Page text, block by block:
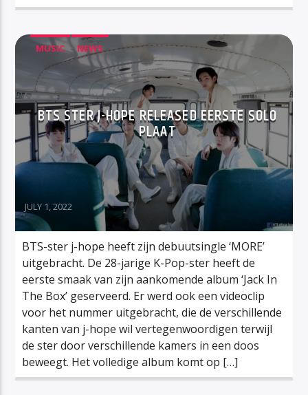
MUSIC NEWS
BTS STER J-HOPE RELEASED EERSTE SOLO
PLAAT
JULY 1, 2022
BTS-ster j-hope heeft zijn debuutsingle ‘MORE’
uitgebracht. De 28-jarige K-Pop-ster heeft de
eerste smaak van zijn aankomende album ‘Jack In
The Box’ geserveerd. Er werd ook een videoclip
voor het nummer uitgebracht, die de verschillende
kanten van j-hope wil vertegenwoordigen terwijl
de ster door verschillende kamers in een doos
beweegt. Het volledige album komt op […]